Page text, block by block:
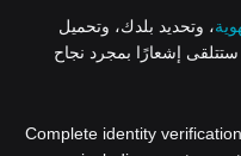
، وتحديد بلدك، وتحميل
إشعارًا بمجرد نجاح
Complete identity